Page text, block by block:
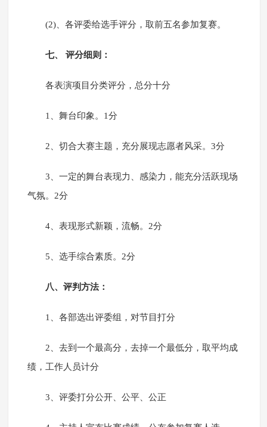
(2)、各评委给选手评分，取前五名参加复赛。
七、 评分细则：
各表演项目分类评分，总分十分
1、舞台印象。1分
2、切合大赛主题，充分展现志愿者风采。3分
3、一定的舞台表现力、感染力，能充分活跃现场
气氛。2分
4、表现形式新颖，流畅。2分
5、选手综合素质。2分
八、评判方法：
1、各部选出评委组，对节目打分
2、去到一个最高分，去掉一个最低分，取平均成
绩，工作人员计分
3、评委打分公开、公平、公正